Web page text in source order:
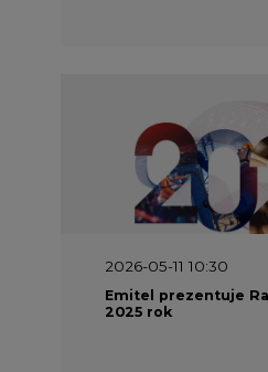
2026-05-11 10:30
Emitel prezentuje
2025 rok